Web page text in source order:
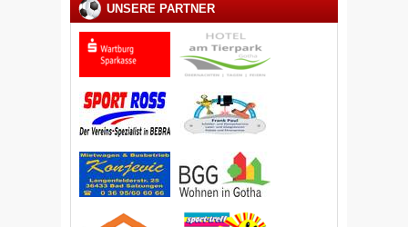
UNSERE PARTNER